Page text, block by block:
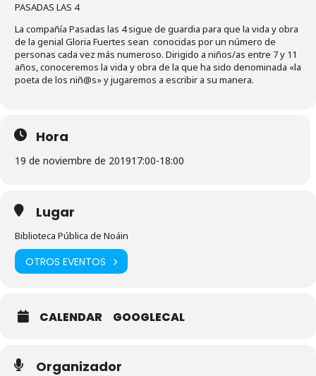
PASADAS LAS 4
La compañía Pasadas las 4 sigue de guardia para que la vida y obra
de la genial Gloria Fuertes sean conocidas por un número de
personas cada vez más numeroso. Dirigido a niños/as entre 7 y 11
años, conoceremos la vida y obra de la que ha sido denominada «la
poeta de los niñ@s» y jugaremos a escribir a su manera.
Hora
19 de noviembre de 201917:00-18:00
Lugar
Biblioteca Pública de Noáin
OTROS EVENTOS
CALENDAR GOOGLECAL
Organizador